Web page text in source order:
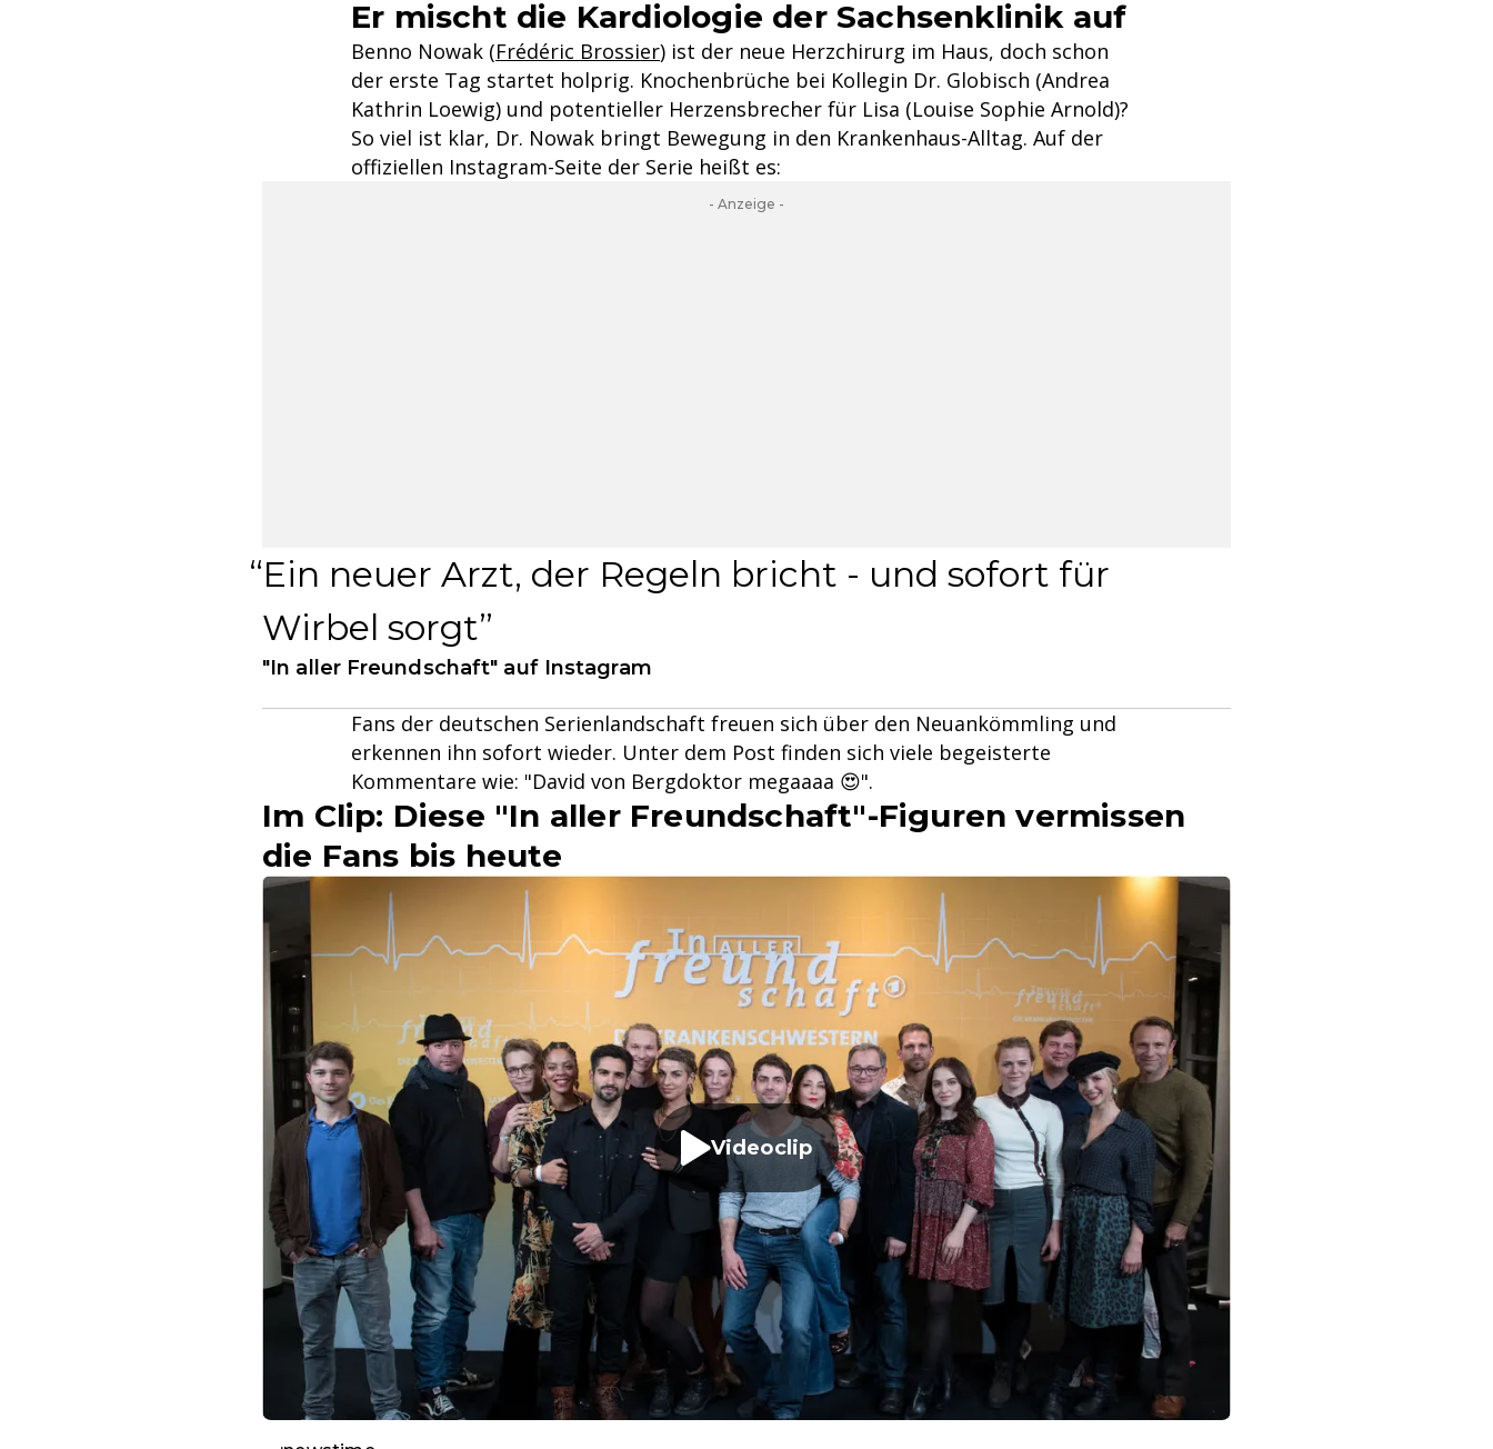
Er mischt die Kardiologie der Sachsenklinik auf
Benno Nowak (Frédéric Brossier) ist der neue Herzchirurg im Haus, doch schon
der erste Tag startet holprig. Knochenbrüche bei Kollegin Dr. Globisch (Andrea
Kathrin Loewig) und potentieller Herzensbrecher für Lisa (Louise Sophie Arnold)?
So viel ist klar, Dr. Nowak bringt Bewegung in den Krankenhaus-Alltag. Auf der
offiziellen Instagram-Seite der Serie heißt es:
- Anzeige -
Ein neuer Arzt, der Regeln bricht - und sofort für
Wirbel sorgt
"In aller Freundschaft" auf Instagram
Fans der deutschen Serienlandschaft freuen sich über den Neuankömmling und
erkennen ihn sofort wieder. Unter dem Post finden sich viele begeisterte
Kommentare wie: "David von Bergdoktor megaaaa 😍".
Im Clip: Diese "In aller Freundschaft"-Figuren vermissen
die Fans bis heute
Videoclip